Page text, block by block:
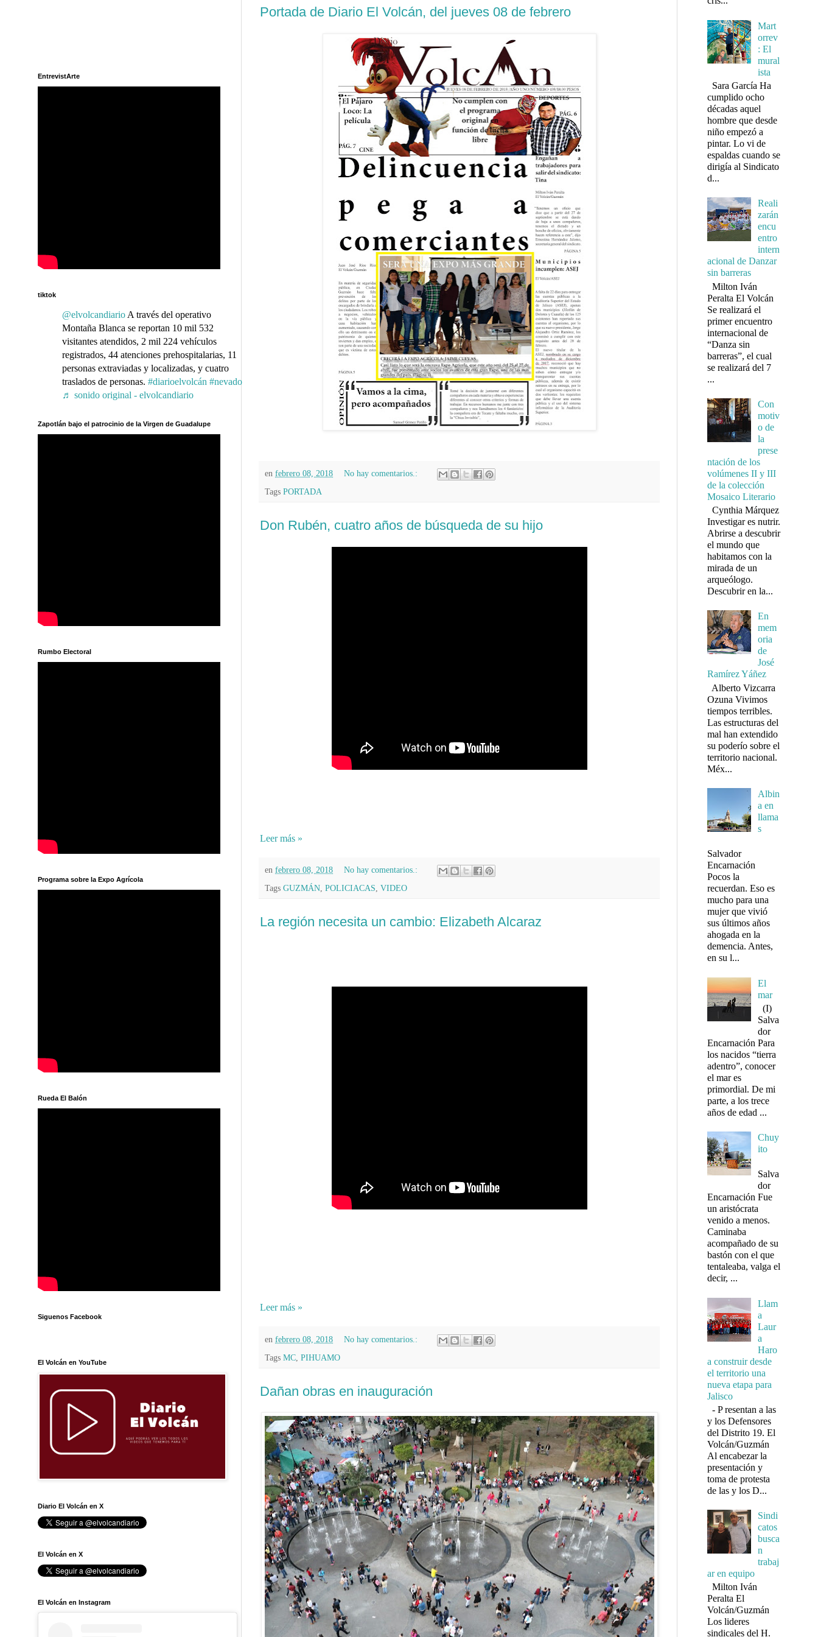
Portada de Diario El Volcán, del jueves 08 de febrero
en febrero 08, 2018
No hay comentarios.:
Tags PORTADA
Don Rubén, cuatro años de búsqueda de su hijo
Leer más »
en febrero 08, 2018
No hay comentarios.:
Tags GUZMÁN POLICIACAS VIDEO
La región necesita un cambio: Elizabeth Alcaraz
Leer más »
en febrero 08, 2018
No hay comentarios.:
Tags MC PIHUAMO
Dañan obras en inauguración
EntrevistArte
tiktok
@elvolcandiario A través del operativo
Montaña Blanca se reportan 10 mil 532
visitantes atendidos, 2 mil 224 vehículos
registrados, 44 atenciones prehospitalarias, 11
personas extraviadas y localizadas, y cuatro
traslados de personas. #diarioelvolcán #nevado
♬ sonido original - elvolcandiario
Zapotlán bajo el patrocinio de la Virgen de Guadalupe
Rumbo Electoral
Programa sobre la Expo Agrícola
Rueda El Balón
Siguenos Facebook
El Volcán en YouTube
Diario El Volcán en X
El Volcán en X
El Volcán en Instagram
Mart
orrev
: El
mural
ista
Sara García Ha
cumplido ocho
décadas aquel
hombre que desde
niño empezó a
pintar. Lo vi de
espaldas cuando se
dirigía al Sindicato
d...
Reali
zarán
encu
entro
intern
acional de Danzar
sin barreras
Milton Iván
Peralta El Volcán
Se realizará el
primer encuentro
internacional de
“Danza sin
barreras”, el cual
se realizará del 7
...
Con
motiv
o de
la
prese
ntación de los
volúmenes II y III
de la colección
Mosaico Literario
Cynthia Márquez
Investigar es nutrir.
Abrirse a descubrir
el mundo que
habitamos con la
mirada de un
arqueólogo.
Descubrir en la...
En
mem
oria
de
José
Ramírez Yáñez
Alberto Vizcarra
Ozuna Vivimos
tiempos terribles.
Las estructuras del
mal han extendido
su poderío sobre el
territorio nacional.
Méx...
Albin
a en
llama
s
Salvador
Encarnación
Pocos la
recuerdan. Eso es
mucho para una
mujer que vivió
sus últimos años
ahogada en la
demencia. Antes,
en su l...
El
mar
(I)
Salva
dor
Encarnación Para
los nacidos “tierra
adentro”, conocer
el mar es
primordial. De mi
parte, a los trece
años de edad ...
Chuy
ito
Salva
dor
Encarnación Fue
un aristócrata
venido a menos.
Caminaba
acompañado de su
bastón con el que
tentaleaba, valga el
decir, ...
Llam
a
Laur
a
Haro
a construir desde
el territorio una
nueva etapa para
Jalisco
- P resentan a las
y los Defensores
del Distrito 19. El
Volcán/Guzmán
Al encabezar la
presentación y
toma de protesta
de las y los D...
Sindi
catos
busca
n
trabaj
ar en equipo
Milton Iván
Peralta El
Volcán/Guzmán
Los lideres
sindicales del H.